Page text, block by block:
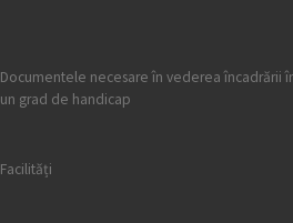
Documentele necesare în vederea încadrării
un grad de handicap
Facilități